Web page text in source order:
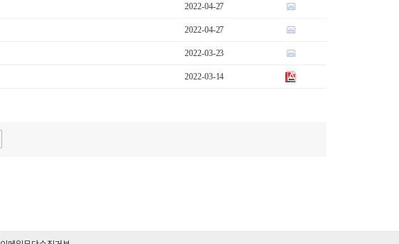
2022-04-27
2022-04-27
2022-03-23
2022-03-14